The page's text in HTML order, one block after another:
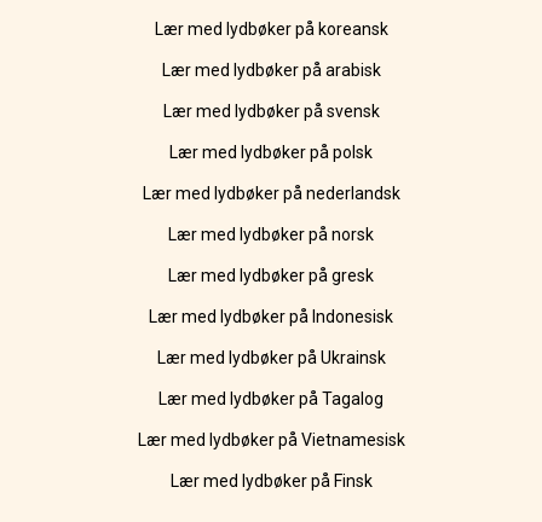
Lær med lydbøker på koreansk
Lær med lydbøker på arabisk
Lær med lydbøker på svensk
Lær med lydbøker på polsk
Lær med lydbøker på nederlandsk
Lær med lydbøker på norsk
Lær med lydbøker på gresk
Lær med lydbøker på Indonesisk
Lær med lydbøker på Ukrainsk
Lær med lydbøker på Tagalog
Lær med lydbøker på Vietnamesisk
Lær med lydbøker på Finsk